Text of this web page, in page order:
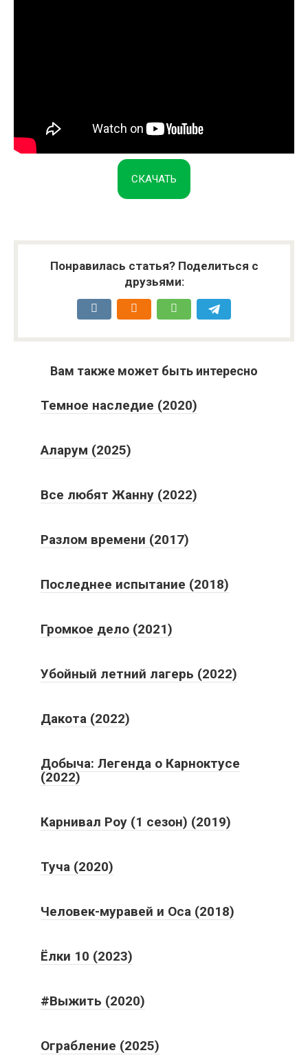
СКАЧАТЬ
Понравилась статья? Поделиться с
друзьями:
Вам также может быть интересно
Темное наследие (2020)
Аларум (2025)
Все любят Жанну (2022)
Разлом времени (2017)
Последнее испытание (2018)
Громкое дело (2021)
Убойный летний лагерь (2022)
Дакота (2022)
Добыча: Легенда о Карноктусе
(2022)
Карнивал Роу (1 сезон) (2019)
Туча (2020)
Человек-муравей и Оса (2018)
Ёлки 10 (2023)
#Выжить (2020)
Ограбление (2025)